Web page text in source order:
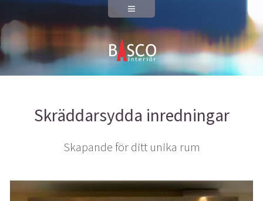
Skräddarsydda inredningar
Skapande för ditt unika rum